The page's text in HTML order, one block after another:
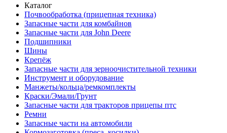
Каталог
Почвообработка (прицепная техника)
Запасные части для комбайнов
Запасные части для John Deere
Подшипники
Шины
Крепёж
Запасные части для зерноочистительной техники
Инструмент и оборудование
Манжеты/кольца/ремкомплекты
Краски/Эмали/Грунт
Запасные части для тракторов прицепы птс
Ремни
Запасные части на автомобили